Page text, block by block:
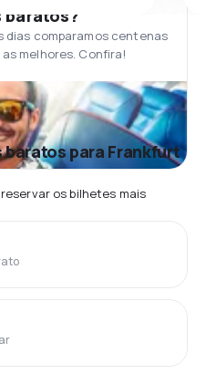
baratos?
dias comparamos centenas
melhores. Confira!
para Frankfurt
os bilhetes mais